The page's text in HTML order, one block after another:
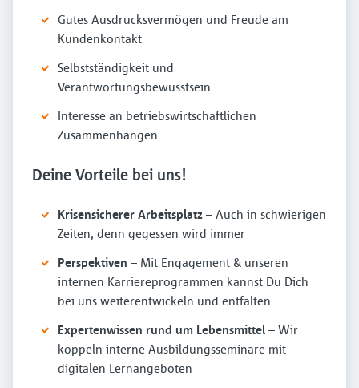
Gutes Ausdrucksvermögen und Freude am
Kundenkontakt
Selbstständigkeit und
Verantwortungsbewusstsein
Interesse an betriebswirtschaftlichen
Zusammenhängen
Deine Vorteile bei uns!
Krisensicherer Arbeitsplatz – Auch in schwierigen
Zeiten, denn gegessen wird immer
Perspektiven – Mit Engagement & unseren
internen Karriereprogrammen kannst Du Dich
bei uns weiterentwickeln und entfalten
Expertenwissen rund um Lebensmittel – Wir
koppeln interne Ausbildungsseminare mit
digitalen Lernangeboten